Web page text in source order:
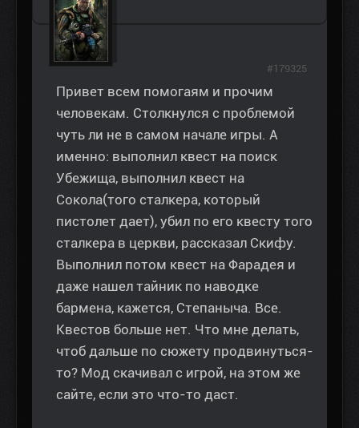
Привет всем помогаям и прочим
человекам. Столкнулся с проблемой
чуть ли не в самом начале игры. А
именно: выполнил квест на поиск
Убежища, выполнил квест на
Сокола(того сталкера, который
пистолет дает), убил по его квесту того
сталкера в церкви, рассказал Скифу.
Выполнил потом квест на Фарадея и
даже нашел тайник по наводке
бармена, кажется, Степаныча. Все.
Квестов больше нет. Что мне делать,
чтоб дальше по сюжету продвинуться-
то? Мод скачивал с игрой, на этом же
сайте, если это что-то даст.
#179325